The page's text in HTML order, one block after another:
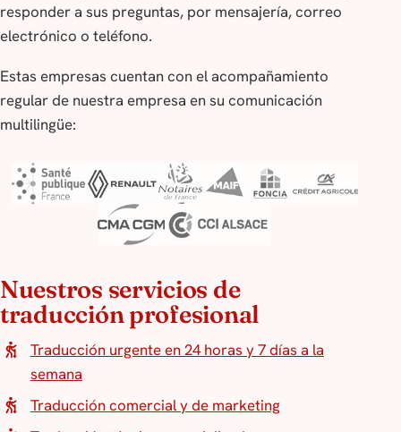
responder a sus preguntas, por mensajería, correo
electrónico o teléfono.
Estas empresas cuentan con el acompañamiento
regular de nuestra empresa en su comunicación
multilingüe:
Nuestros servicios de
traducción profesional
Traducción urgente en 24 horas y 7 días a la
semana
Traducción comercial y de marketing